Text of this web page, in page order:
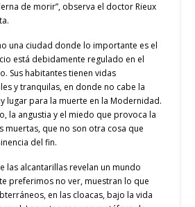
de morir”, observa el doctor Rieux
una ciudad donde lo importante es el
está debidamente regulado en el
Sus habitantes tienen vidas
y tranquilas, en donde no cabe la
lugar para la muerte en la Modernidad.
la angustia y el miedo que provoca la
muertas, que no son otra cosa que
del fin.
las alcantarillas revelan un mundo
preferimos no ver, muestran lo que
en las cloacas, bajo la vida